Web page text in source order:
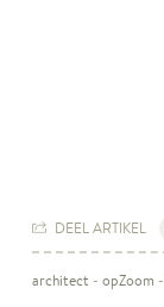
DEEL ARTIKEL
architect - opZoom -